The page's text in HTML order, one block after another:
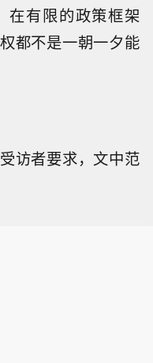
在有限的政策框架
都不是一朝一夕能
访者要求，文中范